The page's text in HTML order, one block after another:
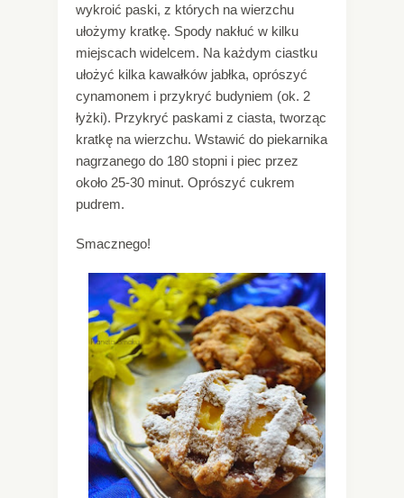
wykroić paski, z których na wierzchu
ułożymy kratkę. Spody nakłuć w kilku
miejscach widelcem. Na każdym ciastku
ułożyć kilka kawałków jabłka, oprószyć
cynamonem i przykryć budyniem (ok. 2
łyżki). Przykryć paskami z ciasta, tworząc
kratkę na wierzchu. Wstawić do piekarnika
nagrzanego do 180 stopni i piec przez
około 25-30 minut. Oprószyć cukrem
pudrem.
Smacznego!